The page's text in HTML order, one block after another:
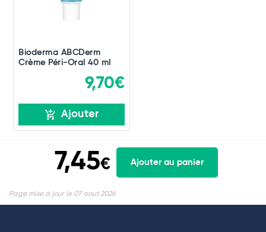
Bioderma ABCDerm
Crème Péri-Oral 40 ml
9,70€
Ajouter
7,45€ Ajouter au panier
Page mise à jour le 07 aout 2026